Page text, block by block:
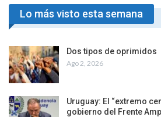
Lo más visto esta semana
Dos tipos de oprimidos
Ago 2, 2026
Uruguay: El “extremo
gobierno del Frente